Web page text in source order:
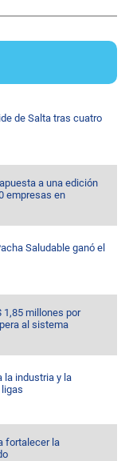
de Salta tras cuatro
a una edición
empresas en
Saludable ganó el
1,85 millones por
al sistema
la industria y la
fortalecer la